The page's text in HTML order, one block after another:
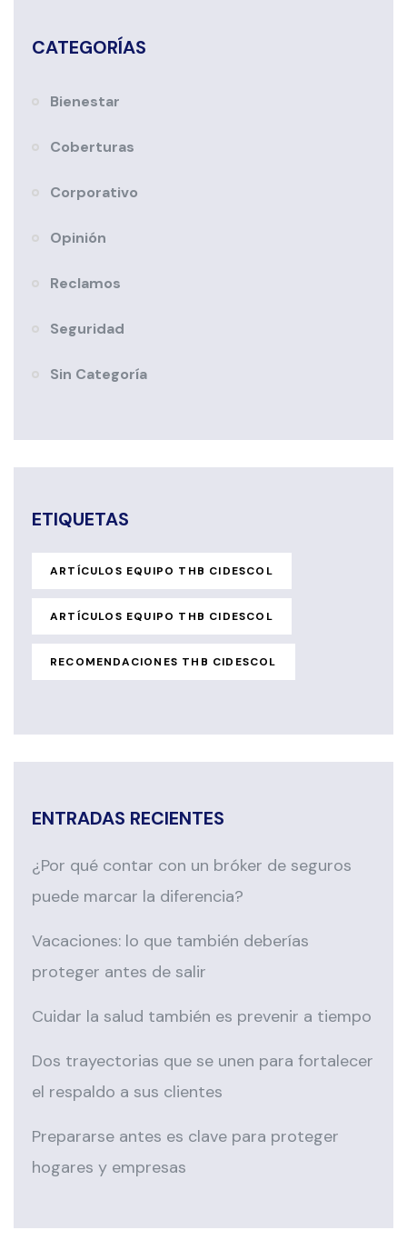
CATEGORÍAS
Bienestar
Coberturas
Corporativo
Opinión
Reclamos
Seguridad
Sin Categoría
ETIQUETAS
ARTÍCULOS EQUIPO THB CIDESCOL
ARTÍCULOS EQUIPO THB CIDESCOL
RECOMENDACIONES THB CIDESCOL
ENTRADAS RECIENTES
¿Por qué contar con un bróker de seguros
puede marcar la diferencia?
Vacaciones: lo que también deberías
proteger antes de salir
Cuidar la salud también es prevenir a tiempo
Dos trayectorias que se unen para fortalecer
el respaldo a sus clientes
Prepararse antes es clave para proteger
hogares y empresas